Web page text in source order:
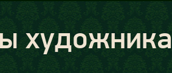
художника